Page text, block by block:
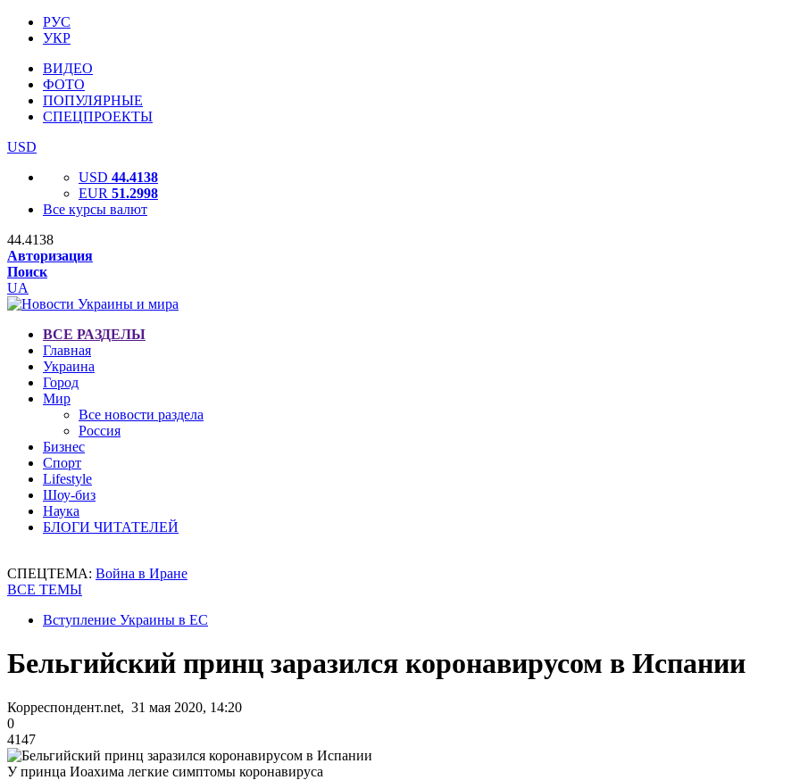
РУС
УКР
ВИДЕО
ФОТО
ПОПУЛЯРНЫЕ
СПЕЦПРОЕКТЫ
USD
USD 44.4138
EUR 51.2998
Все курсы валют
44.4138
Авторизация
Поиск
UA
ВСЕ РАЗДЕЛЫ
Главная
Украина
Город
Мир
Все новости раздела
Россия
Бизнес
Спорт
Lifestyle
Шоу-биз
Наука
БЛОГИ ЧИТАТЕЛЕЙ
СПЕЦТЕМА: Война в Иране
ВСЕ ТЕМЫ
Вступление Украины в ЕС
Бельгийский принц заразился коронавирусом в Испании
Корреспондент.net, 31 мая 2020, 14:20
0
4147
У принца Иоахима легкие симптомы коронавируса